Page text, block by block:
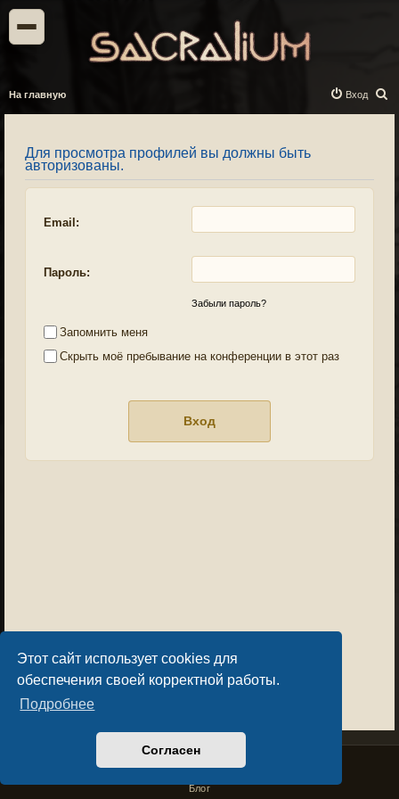
Этот сайт использует cookies для
обеспечения своей корректной работы.
Подробнее
Согласен
На главную
о
Вход
Для просмотра профилей вы должны быть
авторизованы.
Email:
Пароль:
Забыли пароль?
Запомнить меня
Скрыть моё пребывание на конференции в этот раз
Privacy PolicyLicense Agreement
Copyright © Sacralium Games 2023-
Блог